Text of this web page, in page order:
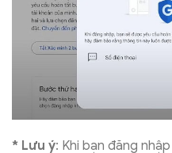
* Lưu ý: Khi bạn đăng